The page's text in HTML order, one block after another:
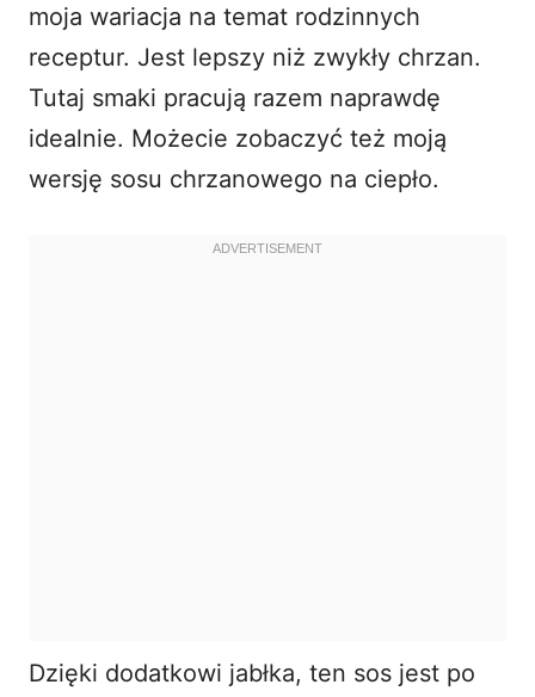
moja wariacja na temat rodzinnych
receptur. Jest lepszy niż zwykły chrzan.
Tutaj smaki pracują razem naprawdę
idealnie. Możecie zobaczyć też moją
wersję sosu chrzanowego na ciepło.
Dzięki dodatkowi jabłka, ten sos jest po